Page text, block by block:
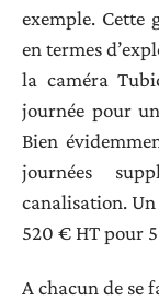
exemple. Cette
en termes
la caméra
journée pour
Bien
journées
canalisation.
520 € HT pour
A chacun de se